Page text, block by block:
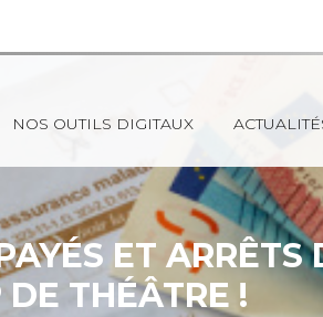
NOS OUTILS DIGITAUX
ET ARRÊTS
DE THÉÂTRE !